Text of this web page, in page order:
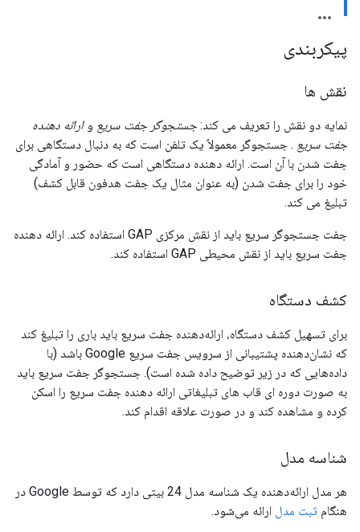
پیکربندی
نقش ها
نمایه دو نقش را تعریف می کند: جستجوگر جفت سریع وارائه دهنده
جفت سریع . جستجوگر معمولاً یک تلفن است که به دنبال دستگاهی برای
جفت شدن با آن است. ارائه دهنده دستگاهی است که حضور و آمادگی
خود را برای جفت شدن (به عنوان مثال یک جفت هدفون قابل کشف)
تبلیغ می کند.
جفت جستجوگر سریع باید از نقش مرکزی GAP استفاده کند. ارائه دهنده
جفت سریع باید از نقش محیطی GAP استفاده کند.
کشف دستگاه
برای تسهیل کشف دستگاه، ارائه‌دهنده جفت سریع باید باری را تبلیغ کند
که نشان‌دهنده پشتیبانی از سرویس جفت سریع Google باشد (با
داده‌هایی که در زیر توضیح داده شده است). جستجوگر جفت سریع باید
به صورت دوره ای قاب های تبلیغاتی ارائه دهنده جفت سریع را اسکن
کرده و مشاهده کند و در صورت علاقه اقدام کند.
شناسه مدل
هر مدل ارائه‌دهنده یک شناسه مدل 24 بیتی دارد که توسط Google در
هنگام ثبت مدل ارائه می‌شود.